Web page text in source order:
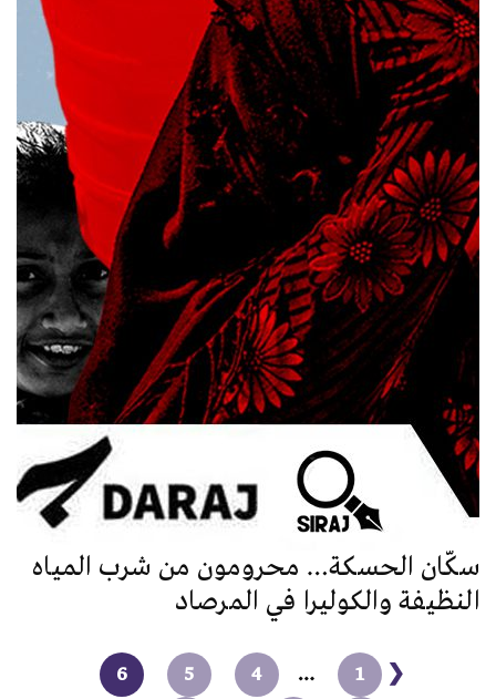
سكّان الحسكة… محرومون من شرب المياه
النظيفة والكوليرا في المرصاد
❮
1
…
4
5
6